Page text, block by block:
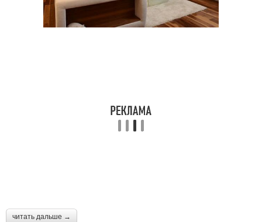
читать дальше →